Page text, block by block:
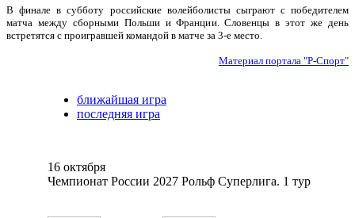
В финале в субботу российские волейболисты сыграют с победителем
матча между сборными Польши и Франции. Словенцы в этот же день
встретятся с проигравшей командой в матче за 3-е место.
Материал портала "Р-Спорт"
ближайшая игра
последняя игра
16 октября
Чемпионат России 2027 Рольф Суперлига. 1 тур